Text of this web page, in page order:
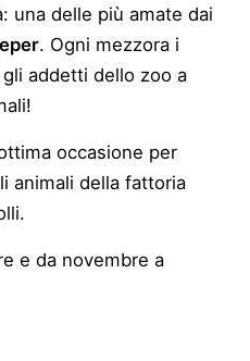
una delle più amate dai
. Ogni mezzora i
addetti dello zoo a
occasione per
animali della fattoria
e da novembre a